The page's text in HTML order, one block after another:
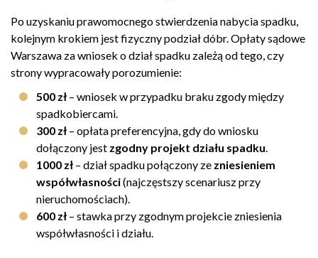
Po uzyskaniu prawomocnego stwierdzenia nabycia spadku,
kolejnym krokiem jest fizyczny podział dóbr. Opłaty sądowe
Warszawa za wniosek o dział spadku zależą od tego, czy
strony wypracowały porozumienie:
500 zł – wniosek w przypadku braku zgody między
spadkobiercami.
300 zł – opłata preferencyjna, gdy do wniosku
dołączony jest zgodny projekt działu spadku.
1000 zł – dział spadku połączony ze zniesieniem
współwłasności(najczęstszy scenariusz przy
nieruchomościach).
600 zł – stawka przy zgodnym projekcie zniesienia
współwłasności i działu.